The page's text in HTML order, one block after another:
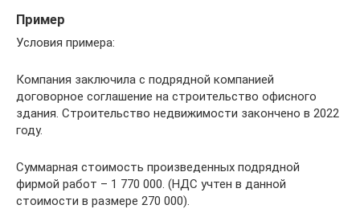
Пример
Условия примера:
Компания заключила с подрядной компанией
договорное соглашение на строительство офисного
здания. Строительство недвижимости закончено в 2022
году.
Суммарная стоимость произведенных подрядной
фирмой работ – 1 770 000. (НДС учтен в данной
стоимости в размере 270 000).